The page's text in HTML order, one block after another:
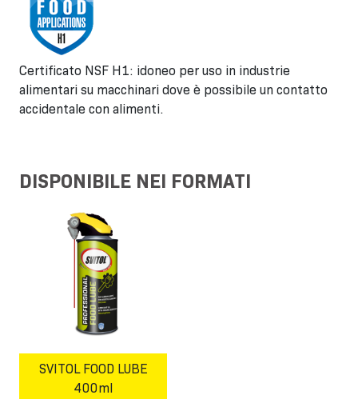
Certificato NSF H1: idoneo per uso in industrie
alimentari su macchinari dove è possibile un contatto
accidentale con alimenti.
DISPONIBILE NEI FORMATI
SVITOL FOOD LUBE
400ml